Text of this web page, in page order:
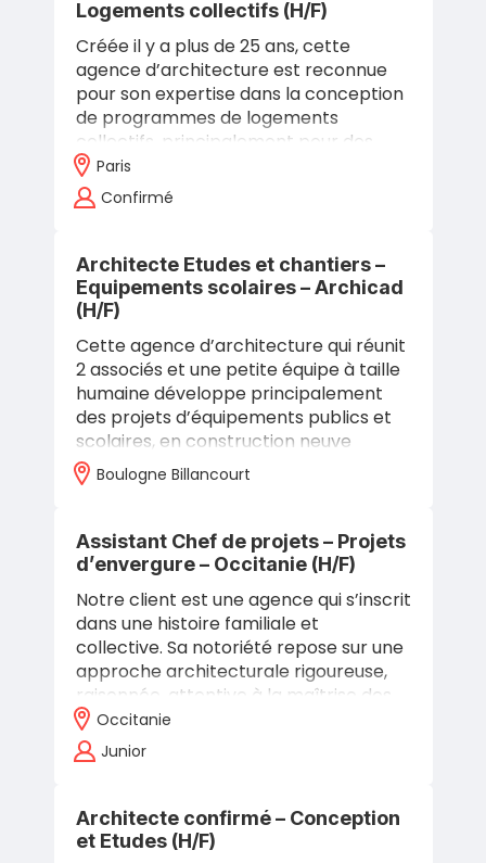
Logements collectifs (H/F)
Créée il y a plus de 25 ans, cette
agence d’architecture est reconnue
pour son expertise dans la conception
de programmes de logements
collectifs, principalement pour des
bailleurs sociaux. Sa démarche
s’appuie sur une…
Paris
Confirmé
Architecte Etudes et chantiers –
Equipements scolaires – Archicad
(H/F)
Cette agence d’architecture qui réunit
2 associés et une petite équipe à taille
humaine développe principalement
des projets d’équipements publics et
scolaires, en construction neuve
comme en réhabilitation : collèges,…
Boulogne Billancourt
Assistant Chef de projets – Projets
d’envergure – Occitanie (H/F)
Notre client est une agence qui s’inscrit
dans une histoire familiale et
collective. Sa notoriété repose sur une
approche architecturale rigoureuse,
raisonnée, attentive à la maîtrise des
budgets, des délais et à la…
Occitanie
Junior
Architecte confirmé – Conception
et Etudes (H/F)